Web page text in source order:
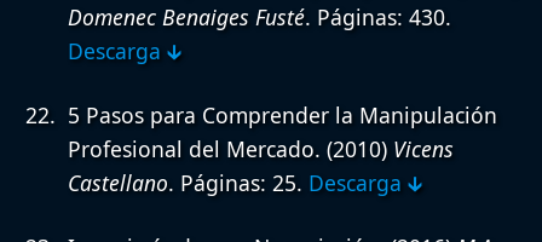
Domenec Benaiges Fusté. Páginas: 430.
Descarga 🡳
5 Pasos para Comprender la Manipulación
Profesional del Mercado. (2010) Vicens
Castellano. Páginas: 25. Descarga 🡳